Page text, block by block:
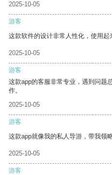
2025-10-05
游客
这款软件的设计非常人性化，使用起
2025-10-05
游客
这款app的客服非常专业，遇到问题
作。
2025-10-05
游客
这款app就像我的私人导游，带我领
2025-10-05
游客